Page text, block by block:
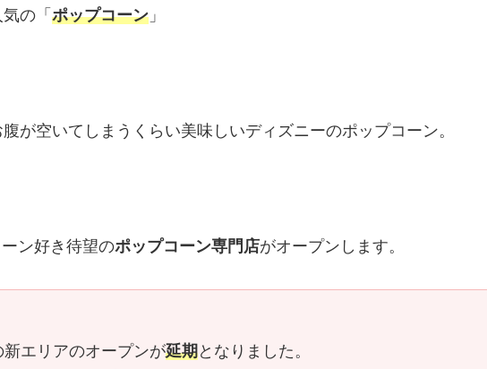
の「 ポップコーン 」
が空いてしまうくらい美味しいディズニーのポップコーン。
ン好き待望のポップコーン専門店がオープンします。
エリアのオープンが延期となりました。